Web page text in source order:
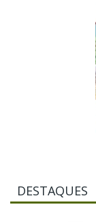
DESTAQUES